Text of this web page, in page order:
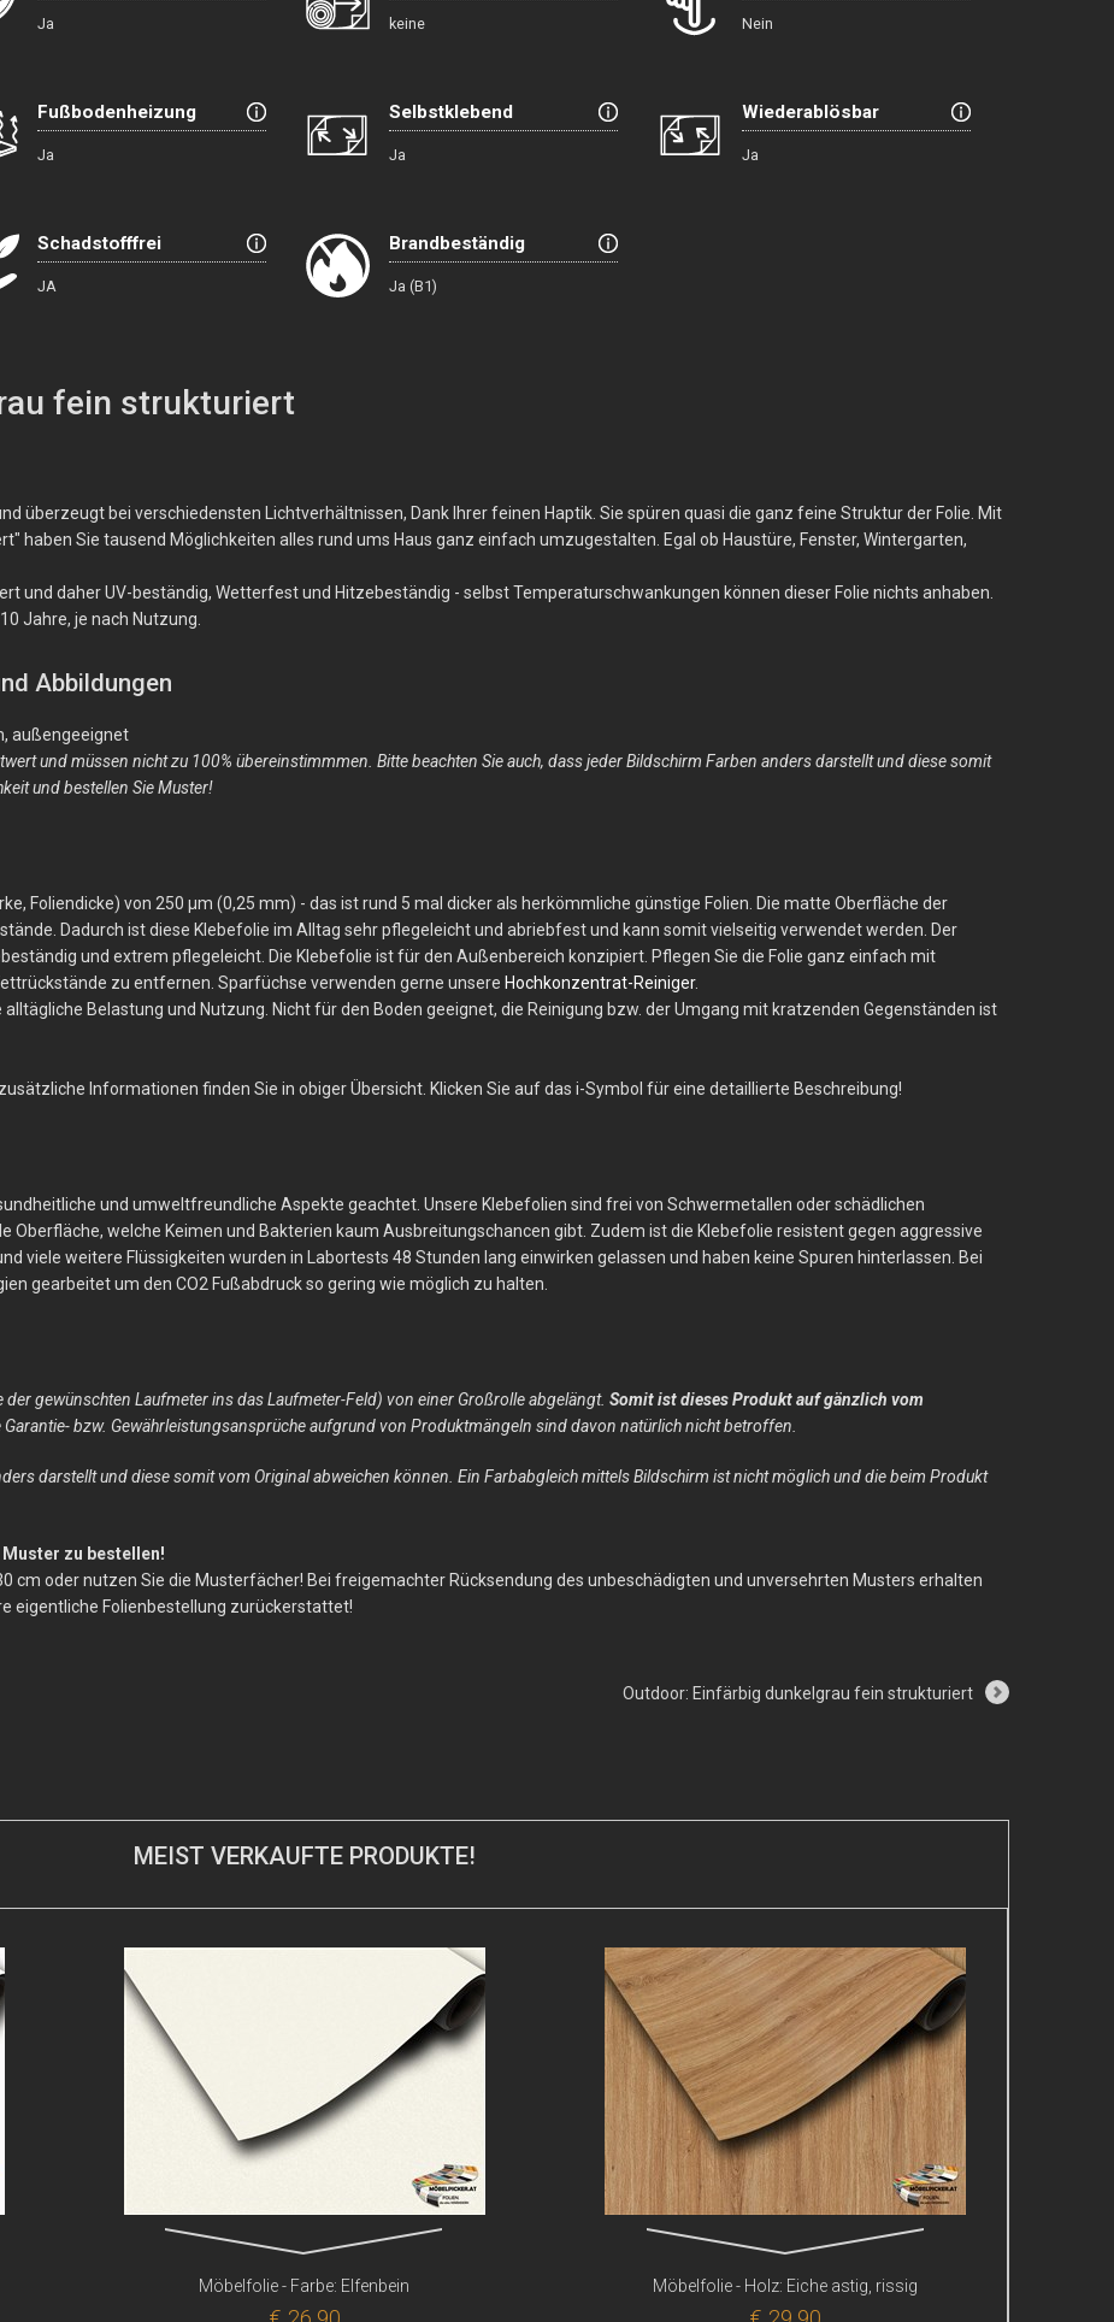
Ja keine Nein
Fußbodenheizung
Ja
Selbstklebend
Ja
Wiederablösbar
Ja
Schadstofffrei
JA
Brandbeständig
Ja (B1)
fein strukturiert
überzeugt bei verschiedensten Lichtverhältnissen, Dank Ihrer feinen Haptik. Sie spüren quasi die ganz feine Struktur der Folie. Mit
haben Sie tausend Möglichkeiten alles rund ums Haus ganz einfach umzugestalten. Egal ob Haustüre, Fenster, Wintergarten,
und daher UV-beständig, Wetterfest und Hitzebeständig - selbst Temperaturschwankungen können dieser Folie nichts anhaben.
Jahre, je nach Nutzung.
Abbildungen
außengeeignet
und müssen nicht zu 100% übereinstimmmen. Bitte beachten Sie auch, dass jeder Bildschirm Farben anders darstellt und diese somit
und bestellen Sie Muster!
Foliendicke) von 250 µm (0,25 mm) - das ist rund 5 mal dicker als herkömmliche günstige Folien. Die matte Oberfläche der
Dadurch ist diese Klebefolie im Alltag sehr pflegeleicht und abriebfest und kann somit vielseitig verwendet werden. Der
und extrem pflegeleicht. Die Klebefolie ist für den Außenbereich konzipiert. Pflegen Sie die Folie ganz einfach mit
zu entfernen. Sparfüchse verwenden gerne unsere Hochkonzentrat-Reiniger.
Belastung und Nutzung. Nicht für den Boden geeignet, die Reinigung bzw. der Umgang mit kratzenden Gegenständen ist
Informationen finden Sie in obiger Übersicht. Klicken Sie auf das i-Symbol für eine detaillierte Beschreibung!
und umweltfreundliche Aspekte geachtet. Unsere Klebefolien sind frei von Schwermetallen oder schädlichen
Oberfläche, welche Keimen und Bakterien kaum Ausbreitungschancen gibt. Zudem ist die Klebefolie resistent gegen aggressive
viele weitere Flüssigkeiten wurden in Labortests 48 Stunden lang einwirken gelassen und haben keine Spuren hinterlassen. Bei
gearbeitet um den CO2 Fußabdruck so gering wie möglich zu halten.
gewünschten Laufmeter ins das Laufmeter-Feld) von einer Großrolle abgelängt. Somit ist dieses Produkt auf gänzlich vom
bzw. Gewährleistungsansprüche aufgrund von Produktmängeln sind davon natürlich nicht betroffen.
darstellt und diese somit vom Original abweichen können. Ein Farbabgleich mittels Bildschirm ist nicht möglich und die beim Produkt
zu bestellen!
cm oder nutzen Sie die Musterfächer! Bei freigemachter Rücksendung des unbeschädigten und unversehrten Musters erhalten
eigentliche Folienbestellung zurückerstattet!
Outdoor: Einfärbig dunkelgrau fein strukturiert
MEIST VERKAUFTE PRODUKTE!
Möbelfolie - Farbe: Elfenbein Möbelfolie - Holz: Eiche astig, rissig